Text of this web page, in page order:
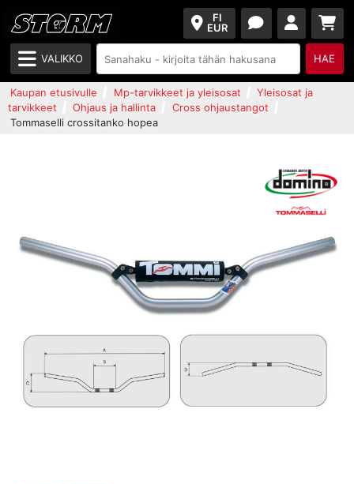
FI
EUR
VALIKKO HAE
Kaupan etusivulle Mp-tarvikkeet ja yleisosat
Yleisosat ja
tarvikkeet
Ohjaus ja hallinta
Cross ohjaustangot
Tommaselli crossitanko hopea